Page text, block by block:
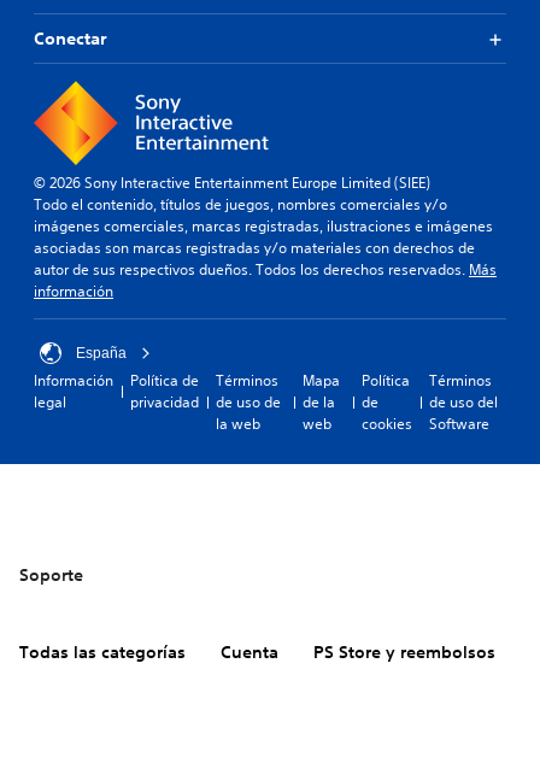
Conectar
© 2026 Sony Interactive Entertainment Europe Limited (SIEE)
Todo el contenido, títulos de juegos, nombres comerciales y/o
imágenes comerciales, marcas registradas, ilustraciones e imágenes
asociadas son marcas registradas y/o materiales con derechos de
autor de sus respectivos dueños. Todos los derechos reservados. Más
información
España
Información
legal
Política de
privacidad
Términos
de uso de
la web
Mapa
de la
web
Política
de
cookies
Términos
de uso del
Software
Soporte
Todas las categorías Cuenta PS Store y reembolsos